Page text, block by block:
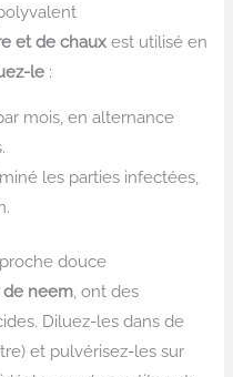
et de chaux est utilisé en
le :
mois, en alternance
les parties infectées,
douce
de neem , ont des
Diluez-les dans de
et pulvérisez-les sur